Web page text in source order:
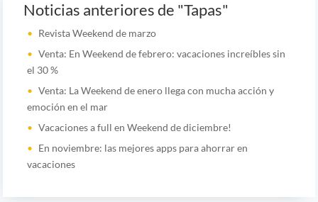
Noticias anteriores de "Tapas"
Revista Weekend de marzo
Venta: En Weekend de febrero: vacaciones increíbles sin
el 30 %
Venta: La Weekend de enero llega con mucha acción y
emoción en el mar
Vacaciones a full en Weekend de diciembre!
En noviembre: las mejores apps para ahorrar en
vacaciones